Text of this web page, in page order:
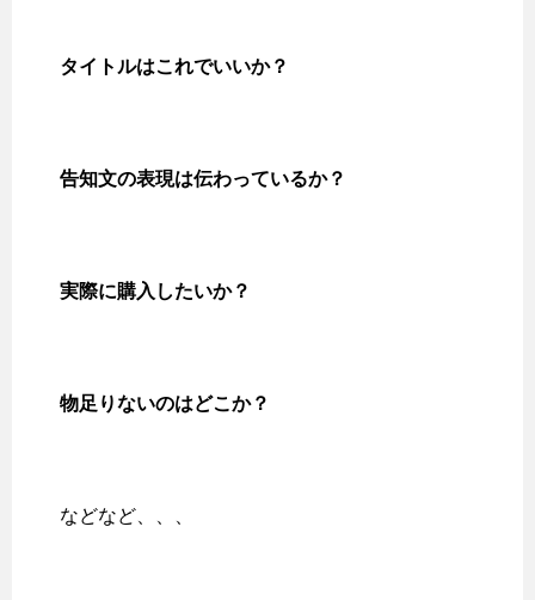
タイトルはこれでいいか？
告知文の表現は伝わっているか？
実際に購入したいか？
物足りないのはどこか？
などなど、、、